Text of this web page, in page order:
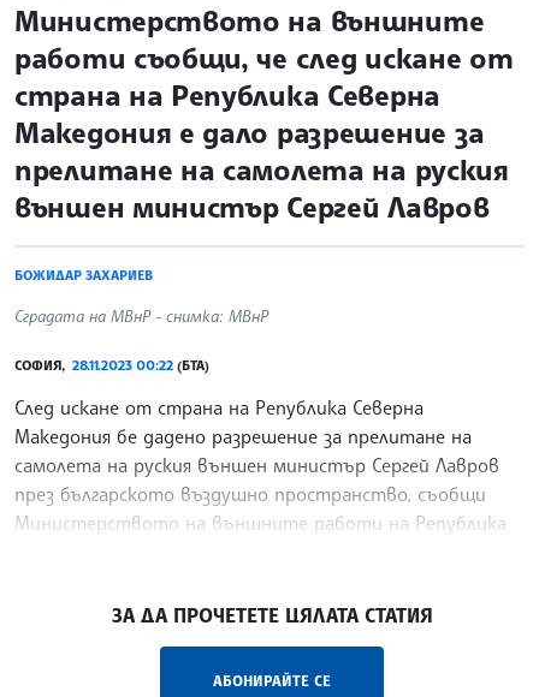
site.bta
Министерството на външните
работи съобщи, че след искане от
страна на Република Северна
Македония е дало разрешение за
прелитане на самолета на руския
външен министър Сергей Лавров
БОЖИДАР ЗАХАРИЕВ
Сградата на МВнР - снимка: МВнР
СОФИЯ, 28.11.2023 00:22 (БТА)
След искане от страна на Република Северна
Македония бе дадено разрешение за прелитане на
самолета на руския външен министър Сергей Лавров
през българското въздушно пространство, съобщи
Министерството на външните работи на Република
ЗА ДА ПРОЧЕТЕТЕ ЦЯЛАТА СТАТИЯ
АБОНИРАЙТЕ СЕ